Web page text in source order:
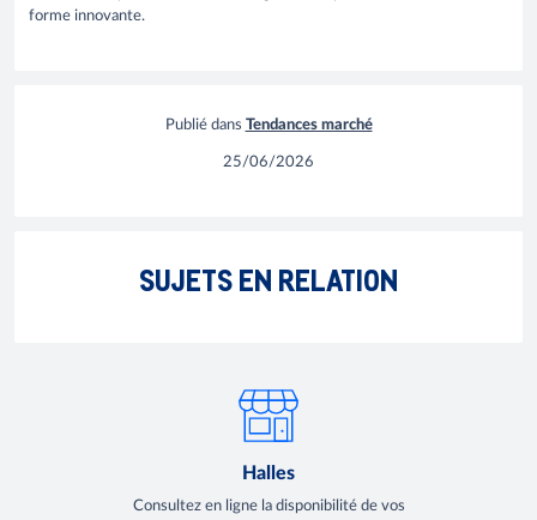
forme innovante.
Publié dans Tendances marché
25/06/2026
SUJETS EN RELATION
mode de cuisson
Halles
Consultez en ligne la disponibilité de vos